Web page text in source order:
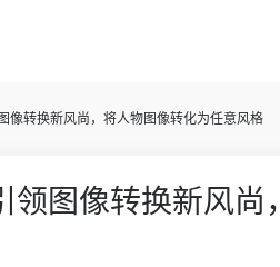
转换新风尚，将人物图像转化为任意风格
图像转换新风尚